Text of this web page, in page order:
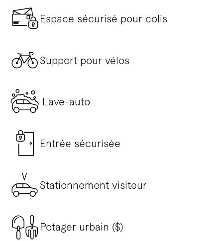
Espace sécurisé pour colis
Support pour vélos
Lave-auto
Entrée sécurisée
Stationnement visiteur
Potager urbain ($)